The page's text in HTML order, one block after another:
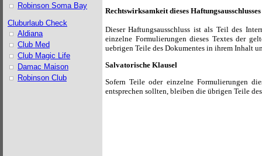
Robinson Soma Bay
Cluburlaub Check
Aldiana
Club Med
Club Magic Life
Damac Maison
Robinson Club
Rechtswirksamkeit dieses Haftungsausschlusses
Dieser Haftungsausschluss ist als Teil des
einzelne Formulierungen dieses Textes der
uebrigen Teile des Dokumentes in ihrem Inhalt
Salvatorische Klausel
Sofern Teile oder einzelne Formulierungen
entsprechen sollten, bleiben die übrigen Teile